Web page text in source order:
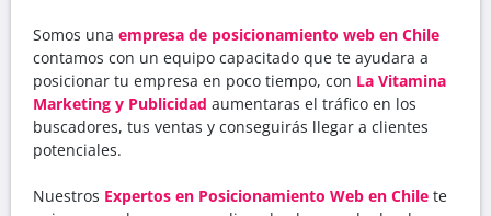
Somos una empresa de posicionamiento web en Chile
contamos con un equipo capacitado que te ayudara a
posicionar tu empresa en poco tiempo, con La Vitamina
Marketing y Publicidad aumentaras el tráfico en los
buscadores, tus ventas y conseguirás llegar a clientes
potenciales.
Nuestros Expertos en Posicionamiento Web en Chile te